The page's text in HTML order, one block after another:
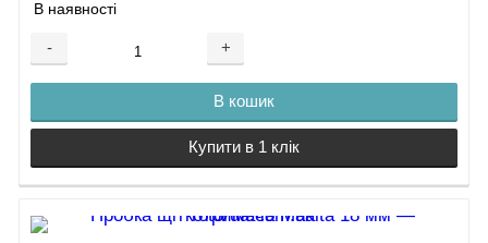
В наявності
- +
В кошик
Купити в 1 клік